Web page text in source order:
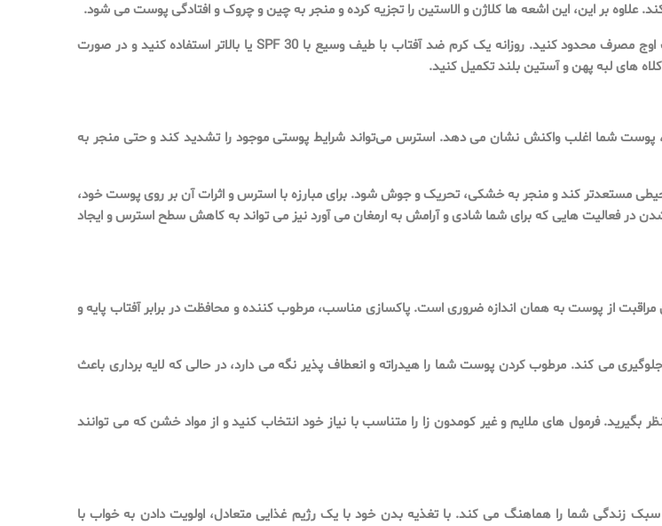
برای محافظت از پوست خود، زمان خود را در معرض نور خورشید به خصوص در ساعات اوج مصرف محدود کنید. روزانه یک کرم ضد آفتاب با طیف وسیع با SPF 30 یا بالاتر استفاده کنید و در صورت
های لبه پهن و آستین بلند تکمیل کنید.
شما اغلب واکنش نشان می دهد. استرس می‌تواند شرایط پوستی موجود را تشدید کند و حتی منجر به
مستعدتر کند و منجر به خشکی، تحریک و جوش شود. برای مبارزه با استرس و اثرات آن بر روی پوست خود،
شدن در فعالیت هایی که برای شما شادی و آرامش به ارمغان می آورد نیز می تواند به کاهش سطح استرس و ایجاد
از پوست به همان اندازه ضروری است. پاکسازی مناسب، مرطوب کننده و محافظت در برابر آفتاب پایه و
می کند. مرطوب کردن پوست شما را هیدراته و انعطاف پذیر نگه می دارد، در حالی که لایه برداری باعث
فرمول های ملایم و غیر کومدون زا را متناسب با نیاز خود انتخاب کنید و از مواد خشن که می توانند
زندگی شما را هماهنگ می کند. با تغذیه بدن خود با یک رژیم غذایی متعادل، اولویت دادن به خواب با